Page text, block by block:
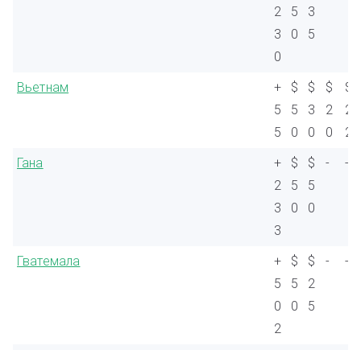
2
3
0
5
0
3
5
Вьетнам
+
5
5
$
5
0
$
3
0
$
2
0
$
2
2
Гана
+
2
3
3
$
5
0
$
5
0
- -
Гватемала
+
5
0
2
$
5
0
$
2
5
- -